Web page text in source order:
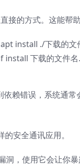
的方式。这能帮
install ./下载的文
install 下载的文件
赖错误，系统通常
安全通讯应用。
，使用它会让你暴